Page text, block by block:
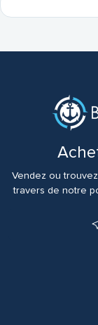
Vendez ou
travers de notre